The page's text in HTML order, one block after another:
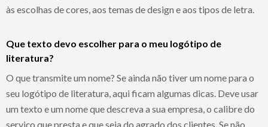
às escolhas de cores, aos temas de design e aos tipos de letra.
Que texto devo escolher para o meu logótipo de
literatura?
O que transmite um nome? Se ainda não tiver um nome para o
seu logótipo de literatura, aqui ficam algumas dicas. Deve usar
um texto e um nome que descreva a sua empresa, o calibre do
serviço que presta e que seja do agrado dos clientes. Se não